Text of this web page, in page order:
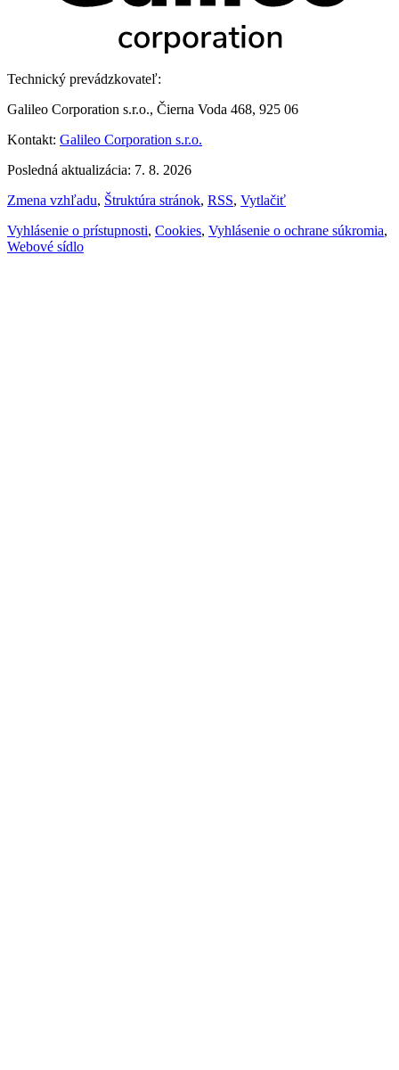
Technický prevádzkovateľ:
Galileo Corporation s.r.o., Čierna Voda 468, 925 06
Kontakt: Galileo Corporation s.r.o.
Posledná aktualizácia: 7. 8. 2026
Zmena vzhľadu, Štruktúra stránok, RSS, Vytlačiť
Vyhlásenie o prístupnosti, Cookies, Vyhlásenie o ochrane súkromia,
Webové sídlo